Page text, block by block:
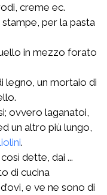
creme ec.
per la pasta
in mezzo forato
legno, un mortaio di
ovvero laganatoi,
un altro più lungo,
.
dette, dai ...
di cucina
e ve ne sono di